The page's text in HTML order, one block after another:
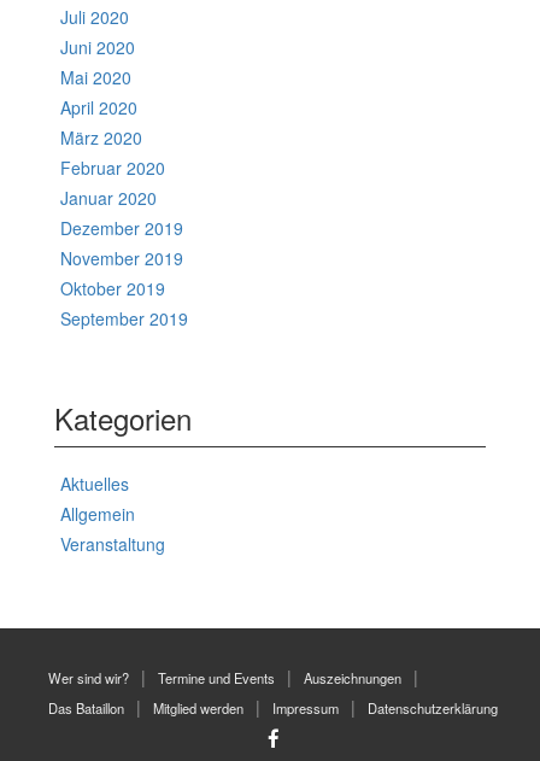
Juli 2020
Juni 2020
Mai 2020
April 2020
März 2020
Februar 2020
Januar 2020
Dezember 2019
November 2019
Oktober 2019
September 2019
Kategorien
Aktuelles
Allgemein
Veranstaltung
Wer sind wir? Termine und Events
Auszeichnungen
Das Bataillon
Mitglied werden Impressum Datenschutzerklärung